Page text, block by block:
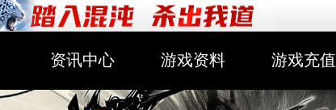
资讯中心 游戏资料 游戏充值